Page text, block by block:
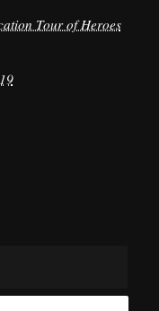
Tour of Heroes